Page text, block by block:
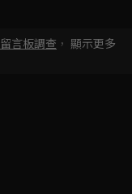
留言板調查 ， 顯示更多